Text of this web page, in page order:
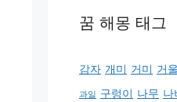
꿈 해몽 태그
감자 개미 거미 거울
과일 구렁이 나무 나